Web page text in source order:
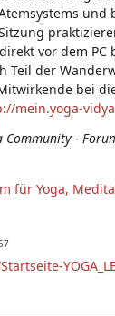
vor dem PC
Teil der
bei
mein.yoga-
Community -
für Yoga,